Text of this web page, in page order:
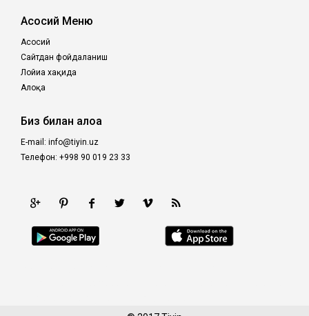
Асосий Меню
Асосий
Сайтдан фойдаланиш
Лойиҳа хақида
Алоқа
Биз билан алоқа
E-mail: info@tiyin.uz
Телефон: +998 90 019 23 33